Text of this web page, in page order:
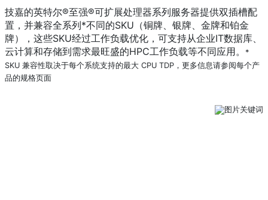
技嘉的英特尔®至强®可扩展处理器系列服务器提供双插槽配
置，并兼容全系列*不同的SKU（铜牌、银牌、金牌和铂金
牌），这些SKU经过工作负载优化，可支持从企业IT数据库、
云计算和存储到需求最旺盛的HPC工作负载等不同应用。
*
SKU 兼容性取决于每个系统支持的最大 CPU TDP，更多信息请参阅每个产
品的规格页面